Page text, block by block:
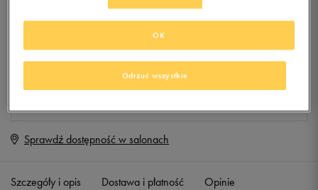
Produkt niedostępny
Jeśli artykuł będzie ponownie dostępny, otrzymasz od nas powiadomienie.
Rozmiary EU
41 1/3
Sprawdź dostępność w salonach
Szczegóły i opis Dostawa i płatność Opinie
Odrzuć wszystkie
OK